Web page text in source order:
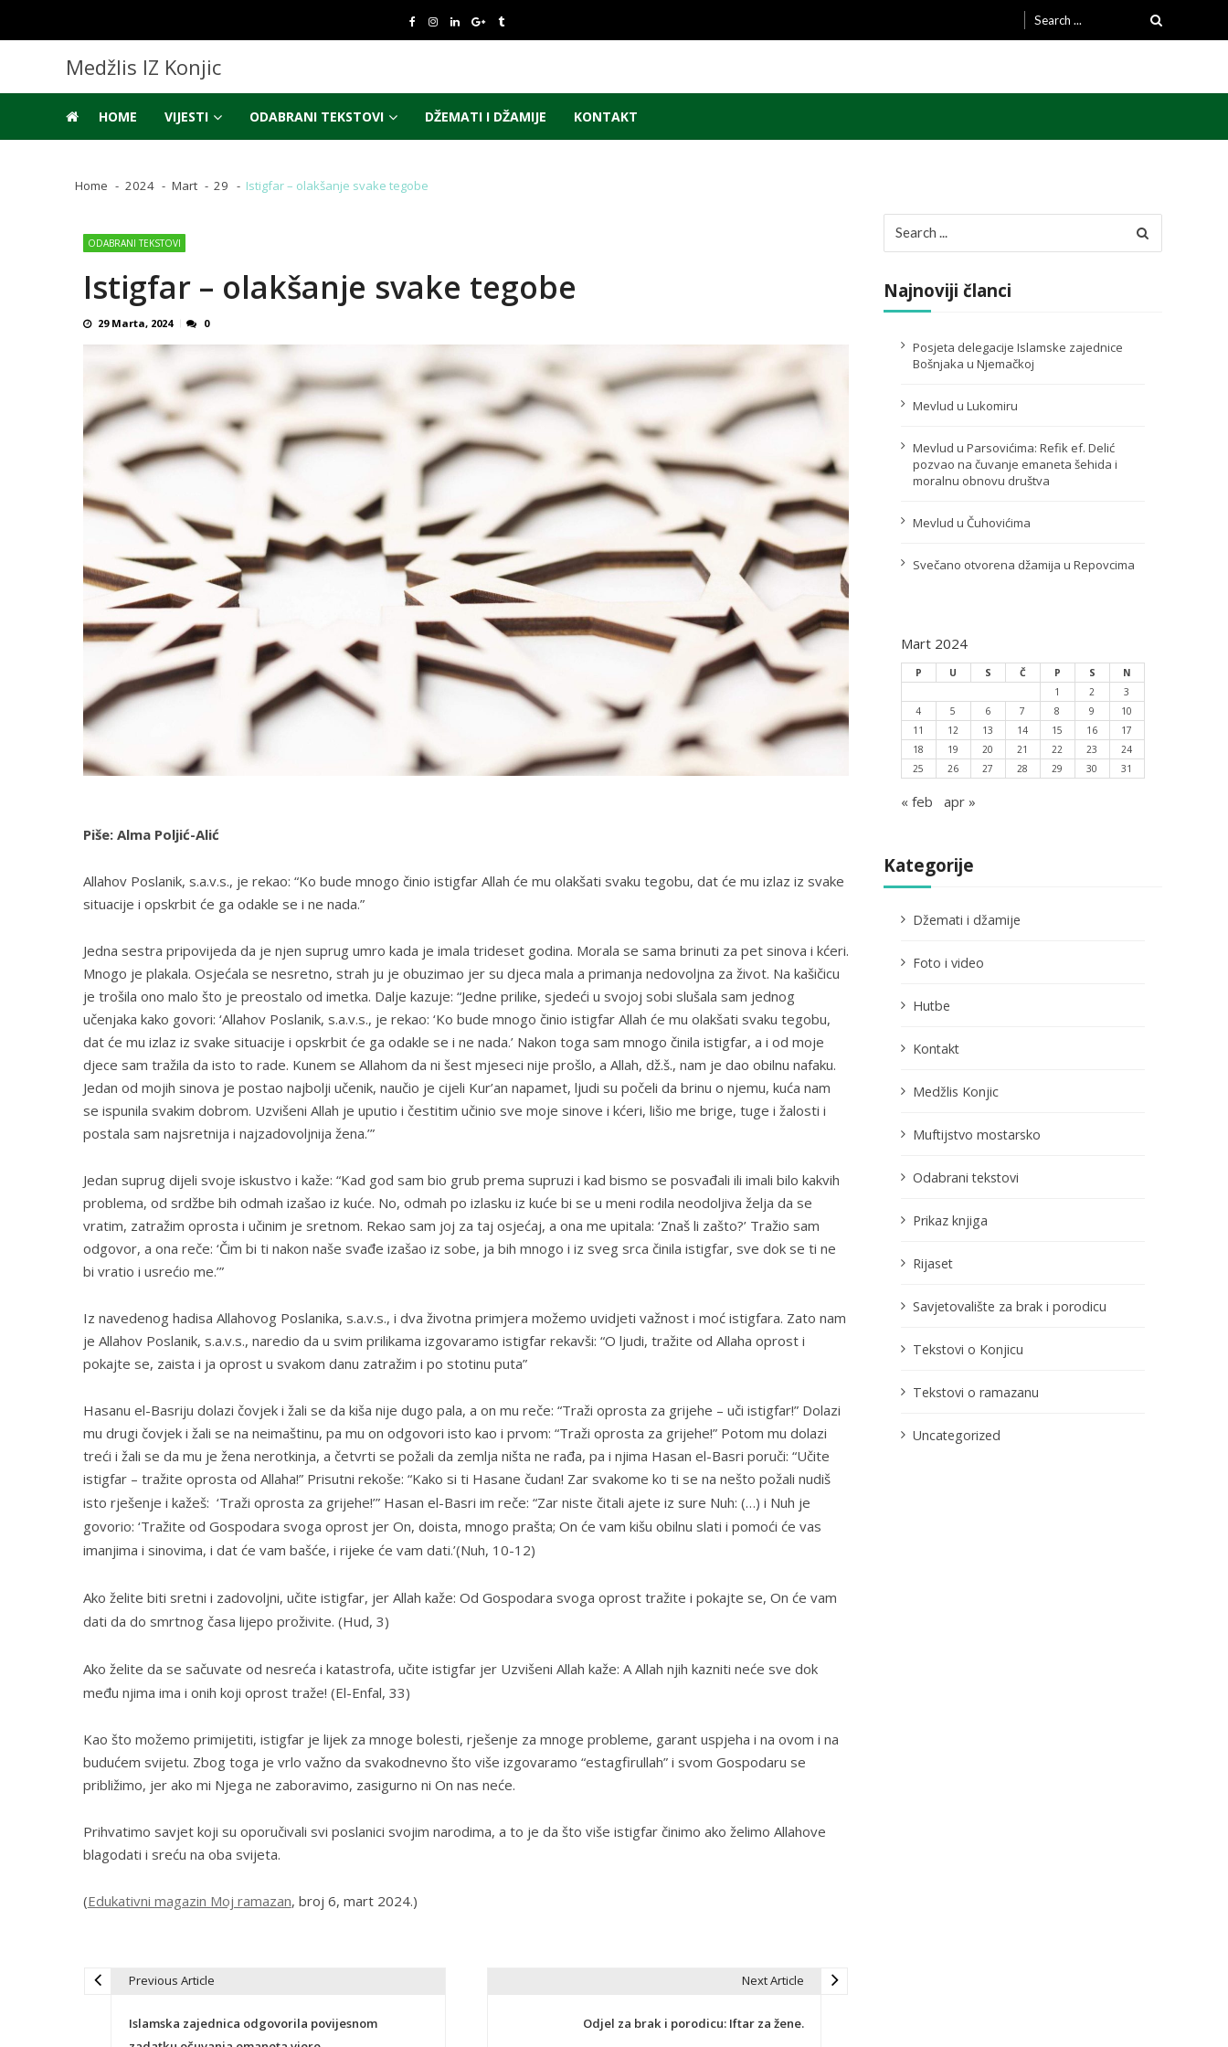
navigation
content
Search
for:
Medžlis IZ Konjic
HOME VIJESTI ODABRANI TEKSTOVI DŽEMATI I DŽAMIJE KONTAKT
Home 2024 Mart 29 Istigfar – olakšanje svake tegobe
ODABRANI TEKSTOVI
Istigfar – olakšanje svake tegobe
29 Marta, 2024 0
Piše: Alma Poljić-Alić
Allahov Poslanik, s.a.v.s., je rekao: “Ko bude mnogo činio istigfar Allah će mu olakšati svaku tegobu, dat će mu izlaz iz svake
situacije i opskrbit će ga odakle se i ne nada.”
Jedna sestra pripovijeda da je njen suprug umro kada je imala trideset godina. Morala se sama brinuti za pet sinova i kćeri.
Mnogo je plakala. Osjećala se nesretno, strah ju je obuzimao jer su djeca mala a primanja nedovoljna za život. Na kašičicu
je trošila ono malo što je preostalo od imetka. Dalje kazuje: “Jedne prilike, sjedeći u svojoj sobi slušala sam jednog
učenjaka kako govori: ‘Allahov Poslanik, s.a.v.s., je rekao: ‘Ko bude mnogo činio istigfar Allah će mu olakšati svaku tegobu,
dat će mu izlaz iz svake situacije i opskrbit će ga odakle se i ne nada.’ Nakon toga sam mnogo činila istigfar, a i od moje
djece sam tražila da isto to rade. Kunem se Allahom da ni šest mjeseci nije prošlo, a Allah, dž.š., nam je dao obilnu nafaku.
Jedan od mojih sinova je postao najbolji učenik, naučio je cijeli Kur’an napamet, ljudi su počeli da brinu o njemu, kuća nam
se ispunila svakim dobrom. Uzvišeni Allah je uputio i čestitim učinio sve moje sinove i kćeri, lišio me brige, tuge i žalosti i
postala sam najsretnija i najzadovoljnija žena.’”
Jedan suprug dijeli svoje iskustvo i kaže: “Kad god sam bio grub prema supruzi i kad bismo se posvađali ili imali bilo kakvih
problema, od srdžbe bih odmah izašao iz kuće. No, odmah po izlasku iz kuće bi se u meni rodila neodoljiva želja da se
vratim, zatražim oprosta i učinim je sretnom. Rekao sam joj za taj osjećaj, a ona me upitala: ‘Znaš li zašto?’ Tražio sam
odgovor, a ona reče: ‘Čim bi ti nakon naše svađe izašao iz sobe, ja bih mnogo i iz sveg srca činila istigfar, sve dok se ti ne
bi vratio i usrećio me.’”
Iz navedenog hadisa Allahovog Poslanika, s.a.v.s., i dva životna primjera možemo uvidjeti važnost i moć istigfara. Zato nam
je Allahov Poslanik, s.a.v.s., naredio da u svim prilikama izgovaramo istigfar rekavši: “O ljudi, tražite od Allaha oprost i
pokajte se, zaista i ja oprost u svakom danu zatražim i po stotinu puta”
Hasanu el-Basriju dolazi čovjek i žali se da kiša nije dugo pala, a on mu reče: “Traži oprosta za grijehe – uči istigfar!” Dolazi
mu drugi čovjek i žali se na neimaštinu, pa mu on odgovori isto kao i prvom: “Traži oprosta za grijehe!” Potom mu dolazi
treći i žali se da mu je žena nerotkinja, a četvrti se požali da zemlja ništa ne rađa, pa i njima Hasan el-Basri poruči: “Učite
istigfar – tražite oprosta od Allaha!” Prisutni rekoše: “Kako si ti Hasane čudan! Zar svakome ko ti se na nešto požali nudiš
isto rješenje i kažeš: ‘Traži oprosta za grijehe!’” Hasan el-Basri im reče: “Zar niste čitali ajete iz sure Nuh: (…) i Nuh je
govorio: ‘Tražite od Gospodara svoga oprost jer On, doista, mnogo prašta; On će vam kišu obilnu slati i pomoći će vas
imanjima i sinovima, i dat će vam bašće, i rijeke će vam dati.’(Nuh, 10-12)
Ako želite biti sretni i zadovoljni, učite istigfar, jer Allah kaže: Od Gospodara svoga oprost tražite i pokajte se, On će vam
dati da do smrtnog časa lijepo proživite. (Hud, 3)
Ako želite da se sačuvate od nesreća i katastrofa, učite istigfar jer Uzvišeni Allah kaže: A Allah njih kazniti neće sve dok
među njima ima i onih koji oprost traže! (El-Enfal, 33)
Kao što možemo primijetiti, istigfar je lijek za mnoge bolesti, rješenje za mnoge probleme, garant uspjeha i na ovom i na
budućem svijetu. Zbog toga je vrlo važno da svakodnevno što više izgovaramo “estagfirullah” i svom Gospodaru se
približimo, jer ako mi Njega ne zaboravimo, zasigurno ni On nas neće.
Prihvatimo savjet koji su oporučivali svi poslanici svojim narodima, a to je da što više istigfar činimo ako želimo Allahove
blagodati i sreću na oba svijeta.
(Edukativni magazin Moj ramazan, broj 6, mart 2024.)
Previous Article
Islamska zajednica odgovorila povijesnom
Next Article
Odjel za brak i porodicu: Iftar za žene.
for:
Najnoviji članci
Posjeta delegacije Islamske zajednice
Bošnjaka u Njemačkoj
Mevlud u Lukomiru
Mevlud u Parsovićima: Refik ef. Delić
pozvao na čuvanje emaneta šehida i
moralnu obnovu društva
Mevlud u Čuhovićima
Svečano otvorena džamija u Repovcima
Mart 2024
P U S Č P S
N
1
2
3
4
5 6 7 8 9
10
11
12 13 14 15 16
17
18
19 20 21 22 23
24
25
26 27 28 29 30 31
« feb apr »
Kategorije
Džemati i džamije
Foto i video
Hutbe
Kontakt
Medžlis Konjic
Muftijstvo mostarsko
Odabrani tekstovi
Prikaz knjiga
Rijaset
Savjetovalište za brak i porodicu
Tekstovi o Konjicu
Tekstovi o ramazanu
Uncategorized